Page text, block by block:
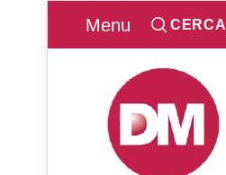
Menu CERCA